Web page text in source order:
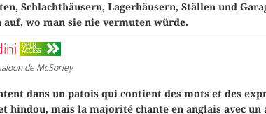
Schlachthäusern, Lagerhäusern, Ställen und
auf, wo man sie nie vermuten würde.
OPEN
ACCESS
de McSorley
dans un patois qui contient des mots et des
hindou, mais la majorité chante en anglais avec un